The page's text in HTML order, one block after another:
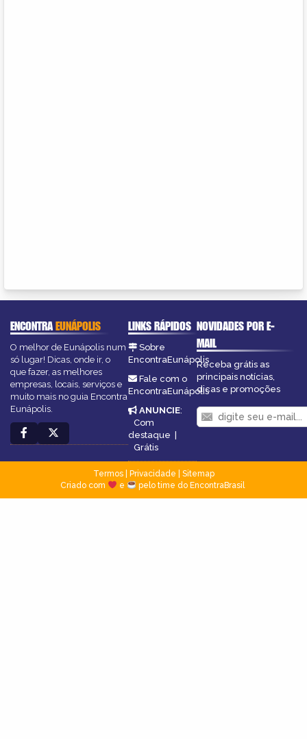
ENCONTRAEUNÁPOLIS
O melhor de Eunápolis num
só lugar! Dicas, onde ir, o
que fazer, as melhores
empresas, locais, serviços e
muito mais no guia Encontra
Eunápolis.
LINKS RÁPIDOS
Sobre
EncontraEunápolis
Fale com o
EncontraEunápolis
ANUNCIE:
Com
destaque
Grátis
NOVIDADES POR E-
MAIL
Receba grátis as
principais notícias,
dicas e promoções
Termos| Privacidade
Sitemap
Criado com
e pelo time do EncontraBrasil